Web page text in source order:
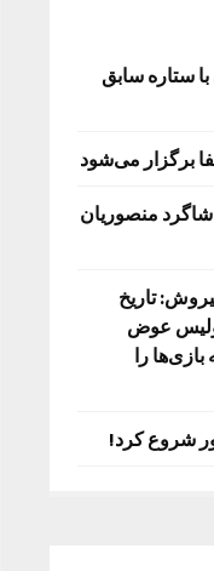
ستاره سابق
برگزار می‌شود
منصوریان
تاریخ
عوض
را
شروع کرد!